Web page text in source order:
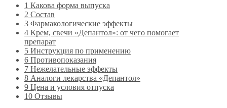
1 Какова форма выпуска
2 Состав
3 Фармакологические эффекты
4 Крем, свечи «Депантол»: от чего помогает
препарат
5 Инструкция по применению
6 Противопоказания
7 Нежелательные эффекты
8 Аналоги лекарства «Депантол»
9 Цена и условия отпуска
10 Отзывы